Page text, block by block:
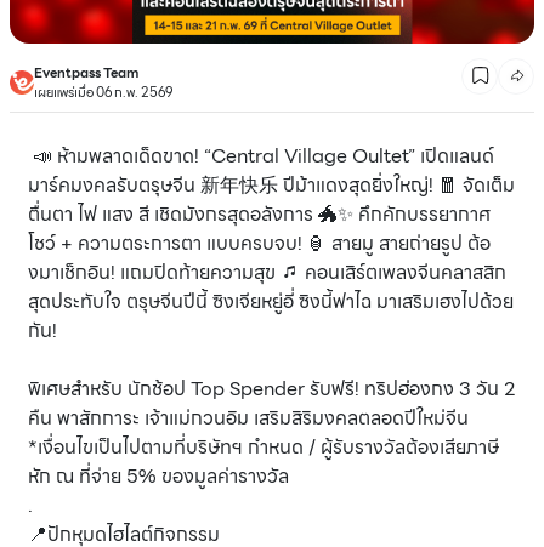
Eventpass Team
เผยแพร่เมื่อ 06 ก.พ. 2569
📣 ห้ามพลาดเด็ดขาด! “Central Village Oultet” เปิดแลนด์
มาร์คมงคลรับตรุษจีน 新年快乐 ปีม้าแดงสุดยิ่งใหญ่! 🧧 จัดเต็ม
ตื่นตา ไฟ แสง สี เชิดมังกรสุดอลังการ 🐲✨ คึกคักบรรยากาศ
โชว์ + ความตระการตา แบบครบจบ! 🏮 สายมู สายถ่ายรูป ต้อ
งมาเช็กอิน! แถมปิดท้ายความสุข 🎵 คอนเสิร์ตเพลงจีนคลาสสิก
สุดประทับใจ ตรุษจีนปีนี้ ซิงเจียหยู่อี่ ซิงนี้ฟาไฉ มาเสริมเฮงไปด้วย
กัน!
พิเศษสำหรับ นักช้อป Top Spender รับฟรี! ทริปฮ่องกง 3 วัน 2
คืน พาสักการะ เจ้าแม่กวนอิม เสริมสิริมงคลตลอดปีใหม่จีน
*เงื่อนไขเป็นไปตามที่บริษัทฯ กำหนด / ผู้รับรางวัลต้องเสียภาษี
หัก ณ ที่จ่าย 5% ของมูลค่ารางวัล
.
📍ปักหุมดไฮไลต์กิจกรรม